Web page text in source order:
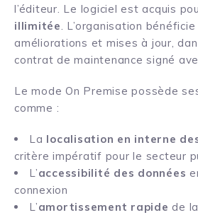
l’éditeur. Le logiciel est acquis
illimitée. L’organisation
améliorations et mises à jour,
contrat de maintenance signé
Le mode On Premise possède
comme :
La localisation en interne
critère impératif pour le secteur
L’accessibilité des données
connexion
L’amortissement rapide de